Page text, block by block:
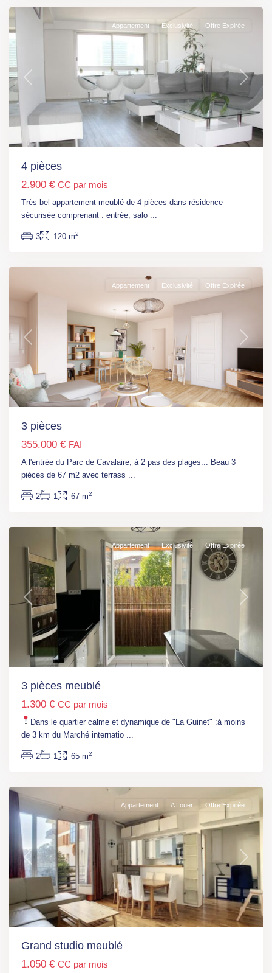
Previous Next
Appartement Exclusivité Offre Expirée
4 pièces
2.900 € CC par mois
Très bel appartement meublé de 4 pièces dans résidence
sécurisée comprenant : entrée, salo ...
3 120 m2
Côte
d’Azur,
sur-
Previous Next
Appartement Exclusivité Offre Expirée
3 pièces
355.000 € FAI
A l'entrée du Parc de Cavalaire, à 2 pas des plages... Beau 3
pièces de 67 m2 avec terrass ...
2 1 67 m2
Ile
France,
Chevilly
Larue,
Moulin
(Tram
Previous Next
Appartement Exclusivité Offre Expirée
3 pièces meublé
1.300 € CC par mois
Dans le quartier calme et dynamique de "La Guinet" :à moins
de 3 km du Marché internatio ...
2 1 65 m2
Ile
de
Saint-
Previous Next
Appartement A Louer Offre Expirée
Grand studio meublé
1.050 € CC par mois
Paris
Place
d’Italie
6,
7),